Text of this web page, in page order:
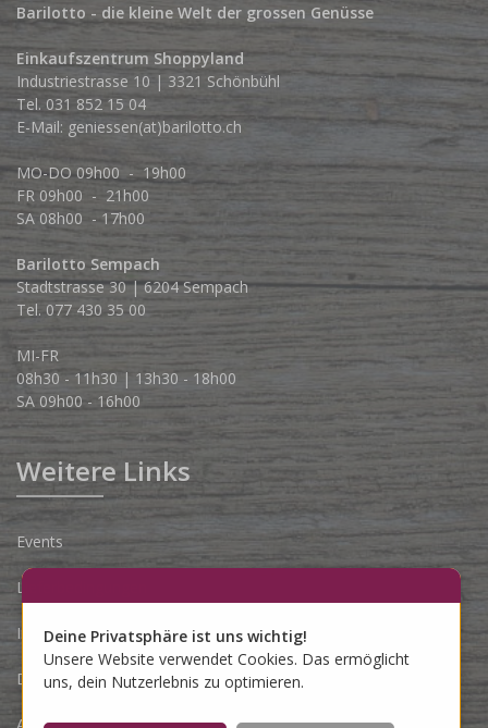
Barilotto - die kleine Welt der grossen Genüsse
Einkaufszentrum Shoppyland
Industriestrasse 10 | 3321 Schönbühl
Tel. 031 852 15 04
E-Mail: geniessen(at)barilotto.ch
MO-DO 09h00 - 19h00
FR 09h00 - 21h00
SA 08h00 - 17h00
Barilotto Sempach
Stadtstrasse 30 | 6204 Sempach
Tel. 077 430 35 00
MI-FR
08h30 - 11h30 | 13h30 - 18h00
SA 09h00 - 16h00
Weitere Links
Events
Lieferbedingungen
Impressum
Datenschutzerklärung
AGB
Deine Privatsphäre ist uns wichtig!
Unsere Website verwendet Cookies. Das ermöglicht
uns, dein Nutzerlebnis zu optimieren.